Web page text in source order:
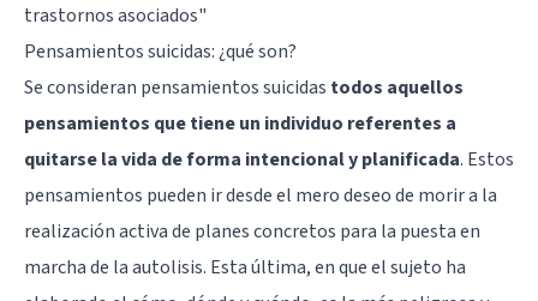
trastornos asociados"
Pensamientos suicidas: ¿qué son?
Se consideran pensamientos suicidas todos aquellos
pensamientos que tiene un individuo referentes a
quitarse la vida de forma intencional y planificada. Estos
pensamientos pueden ir desde el mero deseo de morir a la
realización activa de planes concretos para la puesta en
marcha de la autolisis. Esta última, en que el sujeto ha